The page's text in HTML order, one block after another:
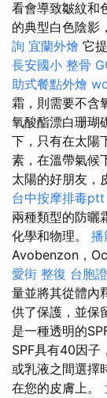
看會導致皺紋和
的典型白色陰影
詢 宜蘭外燴 它
長安國小 整骨
助式餐點外燴
霜，則需要不含
氧酸酯漂白珊瑚
下，只有在太陽
素，在溫帶氣候
太陽的好朋友，
台中按摩排毒ptt
兩種類型的防曬
化學和物理。 播
Avobenzon，
愛街 整復 台胞
量並將其從體內
供了保護，並保
是一種透明的
SPF具有40因子
或乳液之間選擇
在您的皮膚上。